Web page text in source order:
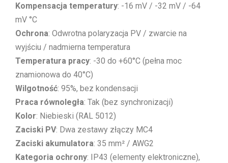
Kompensacja temperatury: -16 mV / -32 mV / -64
mV °C
Ochrona: Odwrotna polaryzacja PV / zwarcie na
wyjściu / nadmierna temperatura
Temperatura pracy: -30 do +60°C (pełna moc
znamionowa do 40°C)
Wilgotność: 95%, bez kondensacji
Praca równoległa: Tak (bez synchronizacji)
Kolor: Niebieski (RAL 5012)
Zaciski PV: Dwa zestawy złączy MC4
Zaciski akumulatora: 35 mm² / AWG2
Kategoria ochrony: IP43 (elementy elektroniczne),